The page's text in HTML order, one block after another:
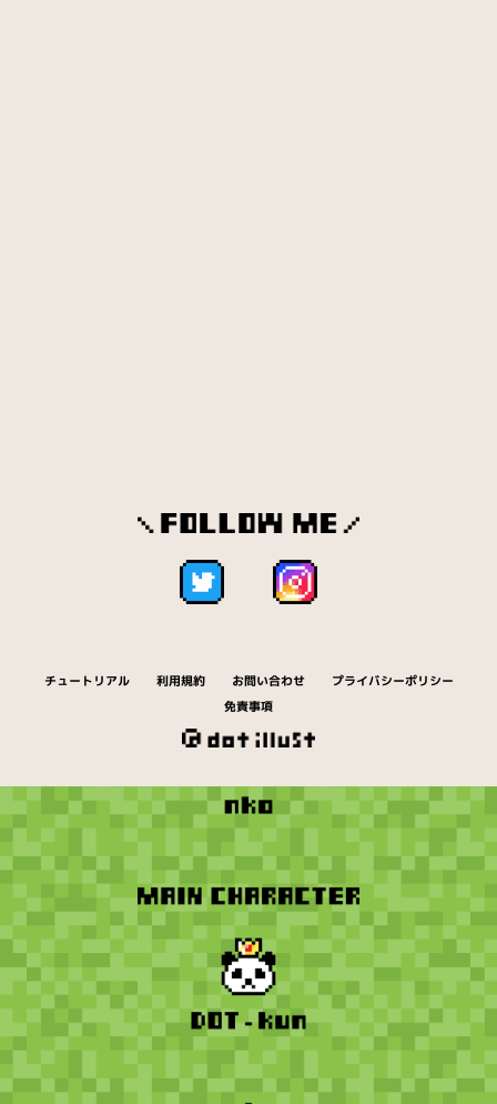
チュートリアル 利用規約 お問い合わせ
プライバシーポリシー
免責事項